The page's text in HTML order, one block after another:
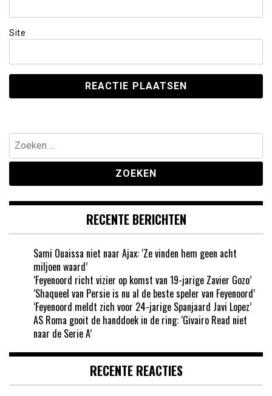
Site
Zoeken
naar:
RECENTE BERICHTEN
Sami Ouaissa niet naar Ajax: ‘Ze vinden hem geen acht
miljoen waard’
‘Feyenoord richt vizier op komst van 19-jarige Zavier Gozo’
‘Shaqueel van Persie is nu al de beste speler van Feyenoord’
‘Feyenoord meldt zich voor 24-jarige Spanjaard Javi Lopez’
AS Roma gooit de handdoek in de ring: ‘Givairo Read niet
naar de Serie A’
RECENTE REACTIES